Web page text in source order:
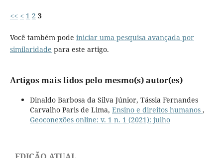
<< < 1 2 3
Você também pode iniciar uma pesquisa avançada por
similaridade para este artigo.
Artigos mais lidos pelo mesmo(s) autor(es)
Dinaldo Barbosa da Silva Júnior, Tássia Fernandes
Carvalho Paris de Lima, Ensino e direitos humanos ,
Geoconexões online: v. 1 n. 1 (2021): julho